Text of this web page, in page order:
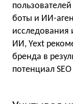
боты и ИИ-
исследования
ИИ, Yext
бренда в
потенциал